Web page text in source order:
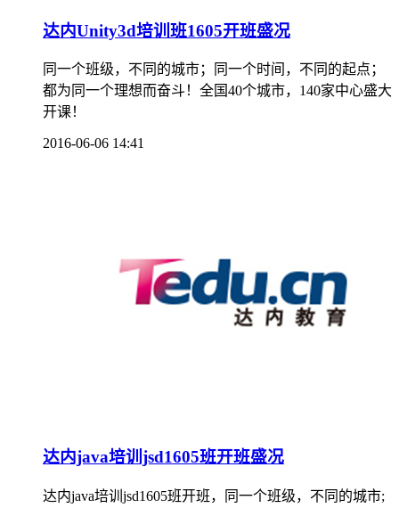
达内Unity3d培训班1605开班盛况
同一个班级，不同的城市；同一个时间，不同的起点；
都为同一个理想而奋斗！全国40个城市，140家中心盛大
开课！
2016-06-06 14:41
达内java培训jsd1605班开班盛况
达内java培训jsd1605班开班，同一个班级，不同的城市;